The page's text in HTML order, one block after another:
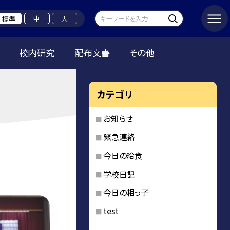
標準 中 大
校内研究 配布文書 その他
カテゴリ
お知らせ
緊急連絡
今日の給食
学校日記
今日の相っ子
test